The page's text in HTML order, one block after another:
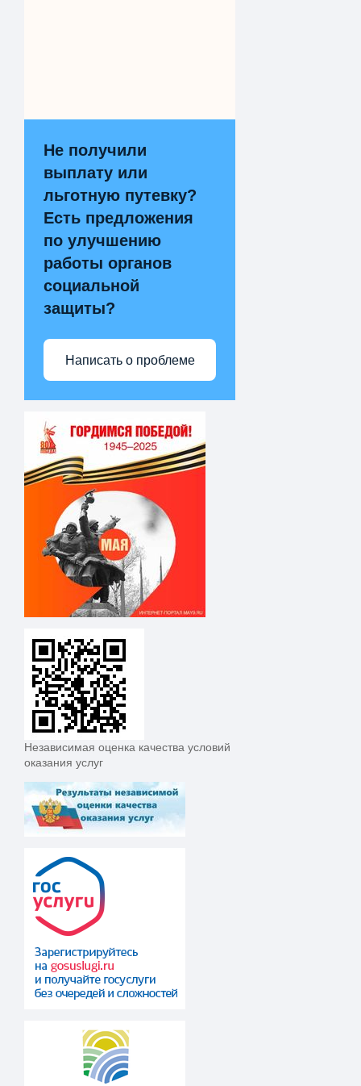
Не получили
выплату или
льготную путевку?
Есть предложения
по улучшению
работы органов
социальной
защиты?
Написать о проблеме
Независимая оценка качества условий
оказания услуг